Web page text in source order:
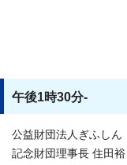
午後1時30分-
公益財団法人ぎふしん
記念財団理事長 住田裕